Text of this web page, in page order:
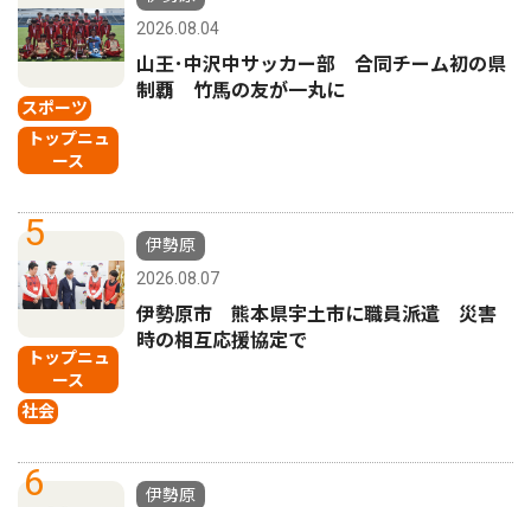
スポーツ
トップニュ
ース
2026.08.04
山王･中沢中サッカー部 合同チーム初の県
制覇 竹馬の友が一丸に
5
トップニュ
ース
社会
伊勢原
2026.08.07
伊勢原市 熊本県宇土市に職員派遣 災害
時の相互応援協定で
6
伊勢原